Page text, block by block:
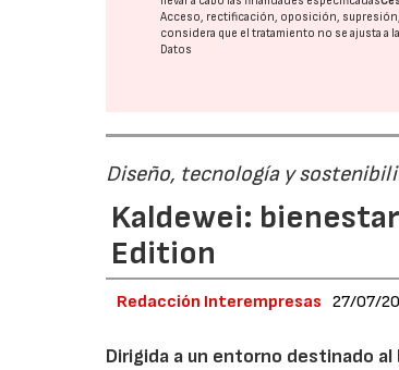
Acceso, rectificación, oposición,
considera que el tratamiento no se ajusta a
Datos
Diseño, tecnología y
Kaldewei:
Edition
Redacción Interempresas 27/07/
Dirigida a un entorno destinado